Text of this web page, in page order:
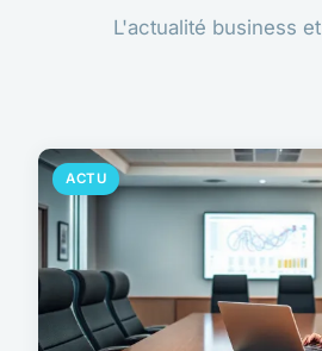
L'actualité business
ACTU